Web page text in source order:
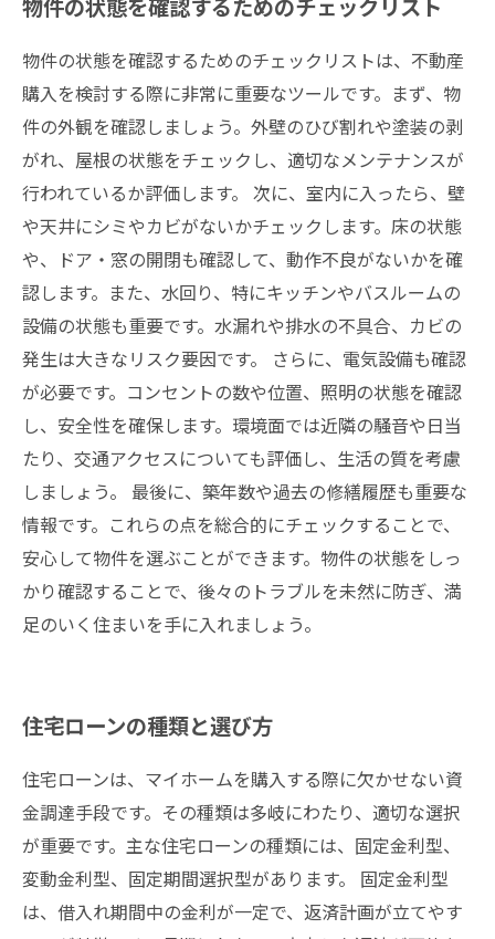
物件の状態を確認するためのチェックリスト
物件の状態を確認するためのチェックリストは、不動産
購入を検討する際に非常に重要なツールです。まず、物
件の外観を確認しましょう。外壁のひび割れや塗装の剥
がれ、屋根の状態をチェックし、適切なメンテナンスが
行われているか評価します。 次に、室内に入ったら、壁
や天井にシミやカビがないかチェックします。床の状態
や、ドア・窓の開閉も確認して、動作不良がないかを確
認します。また、水回り、特にキッチンやバスルームの
設備の状態も重要です。水漏れや排水の不具合、カビの
発生は大きなリスク要因です。 さらに、電気設備も確認
が必要です。コンセントの数や位置、照明の状態を確認
し、安全性を確保します。環境面では近隣の騒音や日当
たり、交通アクセスについても評価し、生活の質を考慮
しましょう。 最後に、築年数や過去の修繕履歴も重要な
情報です。これらの点を総合的にチェックすることで、
安心して物件を選ぶことができます。物件の状態をしっ
かり確認することで、後々のトラブルを未然に防ぎ、満
足のいく住まいを手に入れましょう。
住宅ローンの種類と選び方
住宅ローンは、マイホームを購入する際に欠かせない資
金調達手段です。その種類は多岐にわたり、適切な選択
が重要です。主な住宅ローンの種類には、固定金利型、
変動金利型、固定期間選択型があります。 固定金利型
は、借入れ期間中の金利が一定で、返済計画が立てやす